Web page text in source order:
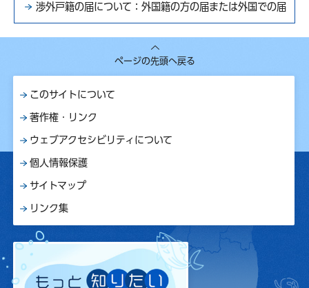
渉外戸籍の届について：外国籍の方の届または外国での届
ページの先頭へ戻る
このサイトについて
著作権・リンク
ウェブアクセシビリティについて
個人情報保護
サイトマップ
リンク集